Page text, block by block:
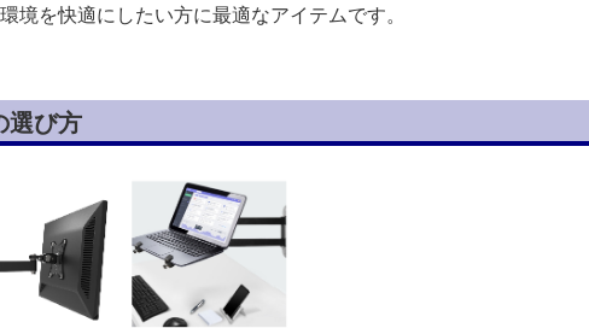
境を快適にしたい方に最適なアイテムです。
選び方